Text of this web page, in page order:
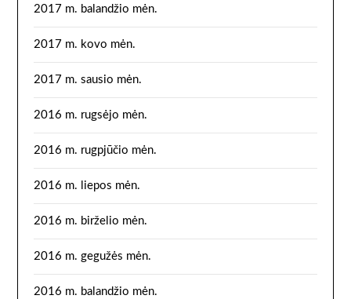
2017 m. balandžio mėn.
2017 m. kovo mėn.
2017 m. sausio mėn.
2016 m. rugsėjo mėn.
2016 m. rugpjūčio mėn.
2016 m. liepos mėn.
2016 m. birželio mėn.
2016 m. gegužės mėn.
2016 m. balandžio mėn.